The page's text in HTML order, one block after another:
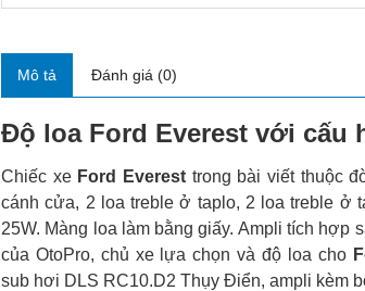
Mô tả Đánh giá (0)
Độ loa Ford Everest với cấu
Chiếc xe Ford Everest trong bài viết thuộc
cánh cửa, 2 loa treble ở taplo, 2 loa treble ở
25W. Màng loa làm bằng giấy. Ampli tích hợp
của OtoPro, chủ xe lựa chọn và độ loa cho
sub hơi DLS RC10.D2 Thụy Điển, ampli kèm